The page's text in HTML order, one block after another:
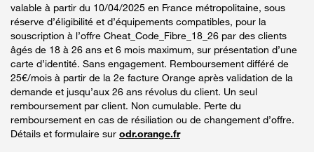
valable à partir du 10/04/2025 en France métropolitaine, sous
réserve d’éligibilité et d’équipements compatibles, pour la
souscription à l’offre Cheat_Code_Fibre_18_26 par des clients
âgés de 18 à 26 ans et 6 mois maximum, sur présentation d’une
carte d’identité. Sans engagement. Remboursement différé de
25€/mois à partir de la 2e facture Orange après validation de la
demande et jusqu’aux 26 ans révolus du client. Un seul
remboursement par client. Non cumulable. Perte du
remboursement en cas de résiliation ou de changement d’offre.
Détails et formulaire sur odr.orange.fr